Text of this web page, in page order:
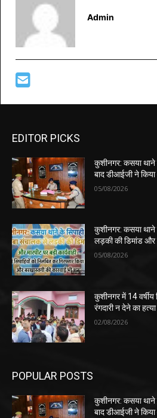
Admin
EDITOR PICKS
कुशीनगर: कसया थाने
बाद डीआईजी ने
05/08/2026
कुशीनगर: कसया थाने
लड़की की डिमांड और
05/08/2026
कुशीनगर में 14 वर्षीय
रंगदारी न देने का
02/08/2026
POPULAR POSTS
कुशीनगर: कसया थाने
बाद डीआईजी ने